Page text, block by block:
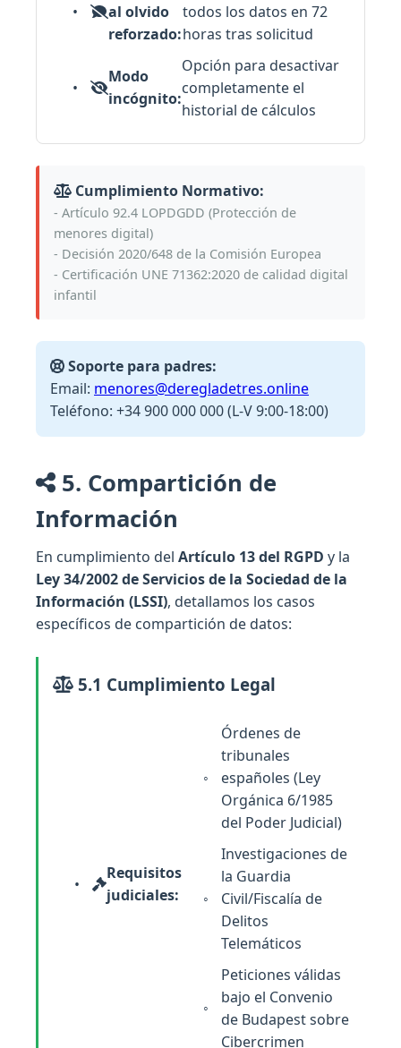
al olvido
reforzado:
todos los datos en 72
horas tras solicitud
Modo
incógnito:
Opción para desactivar
completamente el
historial de cálculos
Cumplimiento Normativo:
- Artículo 92.4 LOPDGDD (Protección de
menores digital)
- Decisión 2020/648 de la Comisión Europea
- Certificación UNE 71362:2020 de calidad digital
infantil
Soporte para padres:
Email: menores@deregladetres.online
Teléfono: +34 900 000 000 (L-V 9:00-18:00)
5. Compartición de
Información
En cumplimiento del Artículo 13 del RGPD y la
Ley 34/2002 de Servicios de la Sociedad de la
Información (LSSI), detallamos los casos
específicos de compartición de datos:
5.1 Cumplimiento Legal
Requisitos
judiciales:
Órdenes de
tribunales
españoles (Ley
Orgánica 6/1985
del Poder Judicial)
Investigaciones de
la Guardia
Civil/Fiscalía de
Delitos
Telemáticos
Peticiones válidas
bajo el Convenio
de Budapest sobre
Cibercrimen